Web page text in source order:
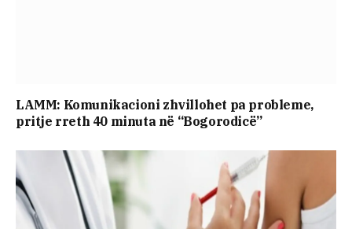
LAMM: Komunikacioni zhvillohet pa probleme,
pritje rreth 40 minuta në “Bogorodicë”